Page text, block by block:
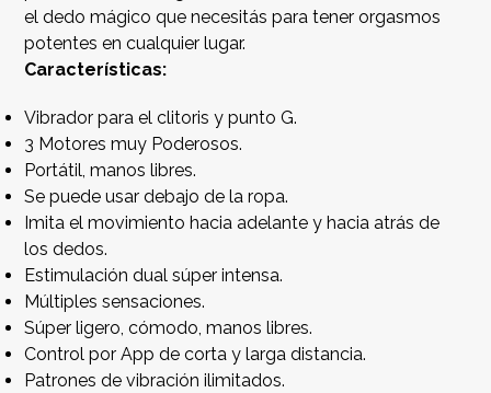
el dedo mágico que necesitás para tener orgasmos
potentes en cualquier lugar.
Características:
Vibrador para el clitoris y punto G.
3 Motores muy Poderosos.
Portátil, manos libres.
Se puede usar debajo de la ropa.
Imita el movimiento hacia adelante y hacia atrás de
los dedos.
Estimulación dual súper intensa.
Múltiples sensaciones.
Súper ligero, cómodo, manos libres.
Control por App de corta y larga distancia.
Patrones de vibración ilimitados.